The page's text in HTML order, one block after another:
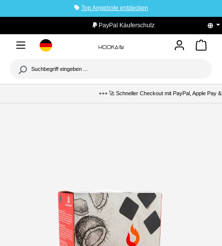
Top Angebote entdecken
PayPal Käuferschutz
+++ 🚀 Schneller Checkout mit PayPal, Apple Pay